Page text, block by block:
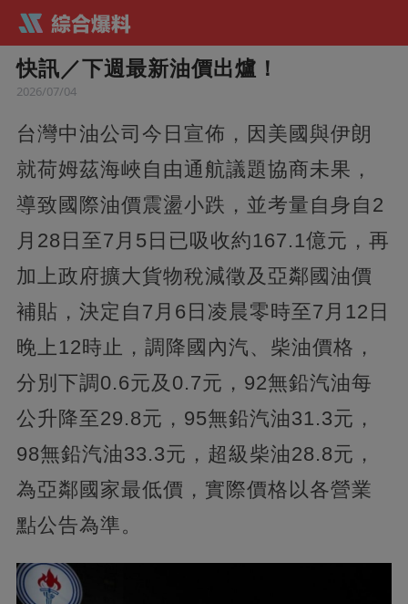
快訊／下週最新油價出爐！
2026/07/04
台灣中油公司今日宣佈，因美國與伊朗
就荷姆茲海峽自由通航議題協商未果，
導致國際油價震盪小跌，並考量自身自2
月28日至7月5日已吸收約167.1億元，再
加上政府擴大貨物稅減徵及亞鄰國油價
補貼，決定自7月6日凌晨零時至7月12日
晚上12時止，調降國內汽、柴油價格，
分別下調0.6元及0.7元，92無鉛汽油每
公升降至29.8元，95無鉛汽油31.3元，
98無鉛汽油33.3元，超級柴油28.8元，
為亞鄰國家最低價，實際價格以各營業
點公告為準。